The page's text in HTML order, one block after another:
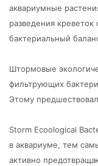
аквариумные
разведения
бактериальный
Штормовые
фильтрующих
Этому
Storm Ecoological
в аквариуме, тем
активно